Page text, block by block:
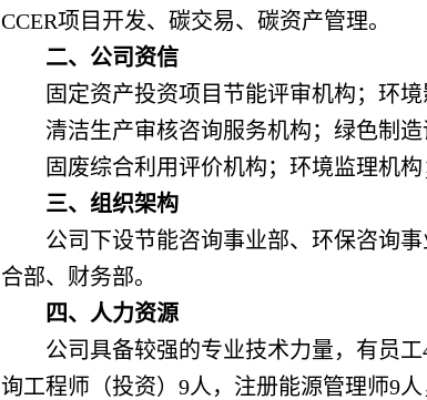
CCER项目开发、碳交易、碳资产管理。
二、公司资信
固定资产投资项目节能评审机构；环境
清洁生产审核咨询服务机构；绿色制造
固废综合利用评价机构；环境监理机构
三、组织架构
公司下设节能咨询事业部、环保咨询
合部、财务部。
四、人力资源
公司具备较强的专业技术力量，有员
询工程师（投资）9人，注册能源管理师9